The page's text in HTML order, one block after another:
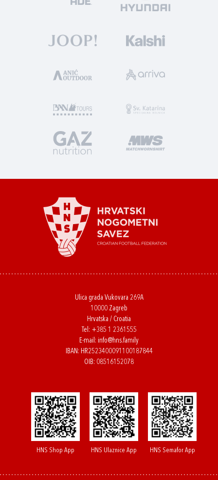
Ulica grada Vukovara 269A
10000 Zagreb
Hrvatska / Croatia
Tel: +385 1 2361555
E-mail: info@hns.family
IBAN: HR2523400091100187844
OIB: 08516152078
HNS Shop App HNS Ulaznice App HNS Semafor App